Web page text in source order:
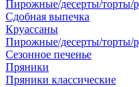
Пирожные/десерты/торты/
Сдобная выпечка
Круассаны
Пирожные/десерты/торты/
Сезонное печенье
Пряники
Пряники классические